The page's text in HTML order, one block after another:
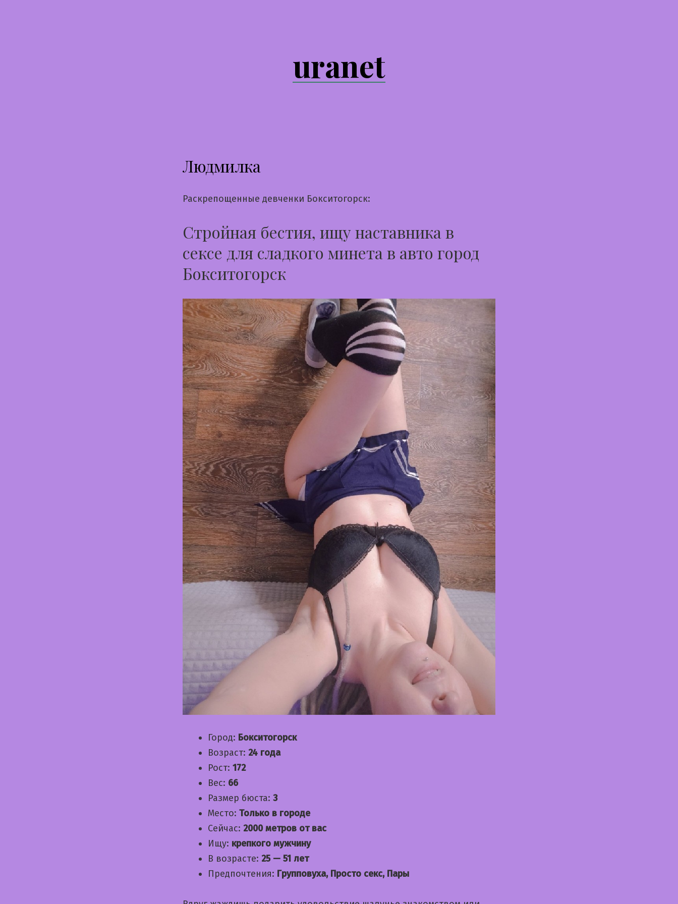
uranet
Людмилка
Раскрепощенные девченки Бокситогорск:
Стройная бестия, ищу наставника в
сексе для сладкого минета в авто город
Бокситогорск
Город: Бокситогорск
Возраст: 24 года
Рост: 172
Вес: 66
Размер бюста: 3
Место: Только в городе
Сейчас: 2000 метров от вас
Ищу: крепкого мужчину
В возрасте: 25 — 51 лет
Предпочтения: Групповуха, Просто секс, Пары